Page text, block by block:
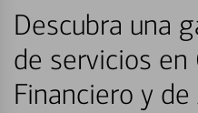
Descubra una
de servicios en
Financiero y